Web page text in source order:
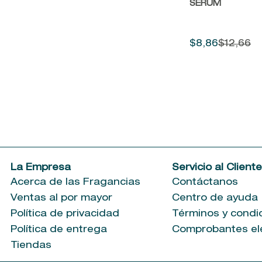
1 UNIDAD
5 UNIDADES
50 UNIDADES
7 UNIDADES
2 Piezas
165ML
20 Unidades
SERUM
$8,86$12,66
La Empresa
Acerca de las Fragancias
Ventas al por mayor
Política de privacidad
Política de entrega
Tiendas
Servicio al Cliente
Contáctanos
Centro de ayuda
Términos y
Comprobantes